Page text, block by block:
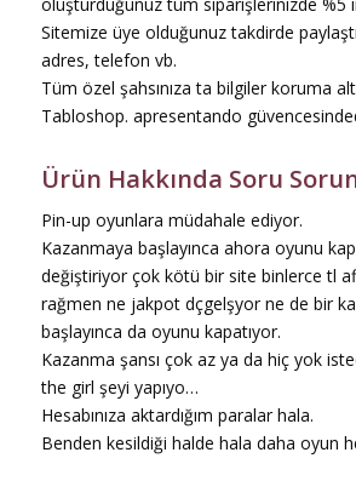
Sitemize üye olduğunuz takdirde
adres, telefon vb.
Tüm özel şahsınıza ta bilgiler koruma
Tabloshop. apresentando
Ürün Hakkında Soru
Pin-up oyunlara müdahale ediyor.
Kazanmaya başlayınca ahora oyunu
değiştiriyor çok kötü bir site binlerce tl
rağmen ne jakpot dçgelşyor ne de bir
başlayınca da oyunu kapatıyor.
Kazanma şansı çok az ya da hiç yok
the girl şeyi yapıyo…
Hesabınıza aktardığım paralar hala.
Benden kesildiği halde hala daha oyun